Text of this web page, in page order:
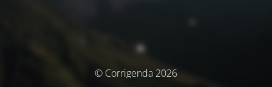
© Corrigenda 2026